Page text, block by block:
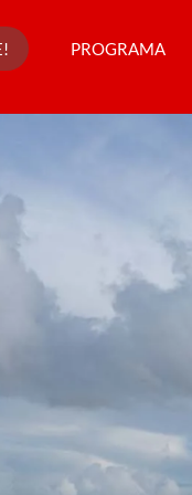
PROGRAMA